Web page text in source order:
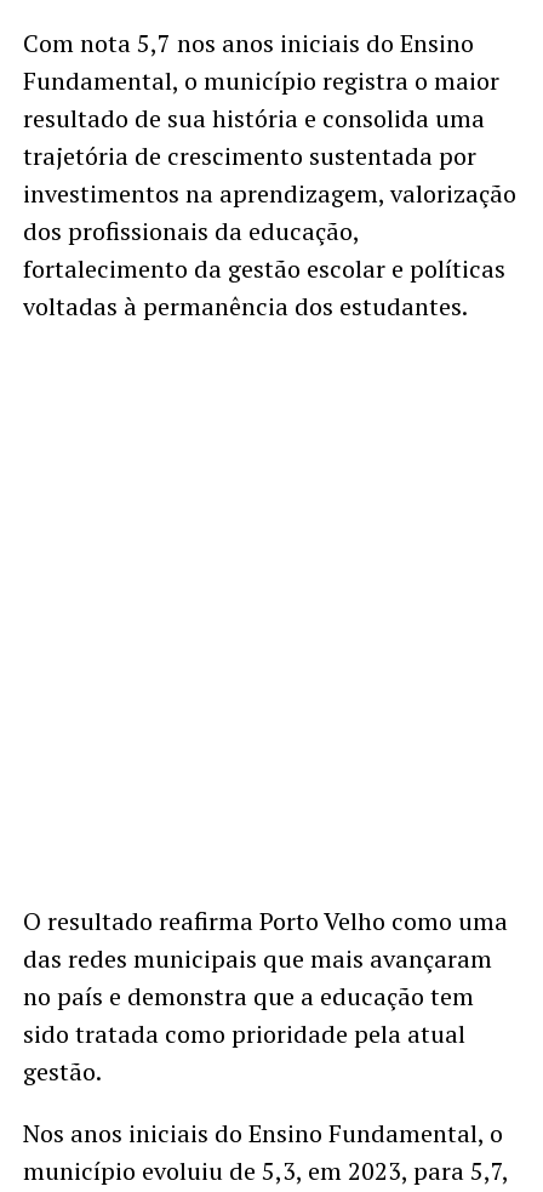
Com nota 5,7 nos anos iniciais do Ensino
Fundamental, o município registra o maior
resultado de sua história e consolida uma
trajetória de crescimento sustentada por
investimentos na aprendizagem, valorização
dos profissionais da educação,
fortalecimento da gestão escolar e políticas
voltadas à permanência dos estudantes.
O resultado reafirma Porto Velho como uma
das redes municipais que mais avançaram
no país e demonstra que a educação tem
sido tratada como prioridade pela atual
gestão.
Nos anos iniciais do Ensino Fundamental, o
município evoluiu de 5,3, em 2023, para 5,7,